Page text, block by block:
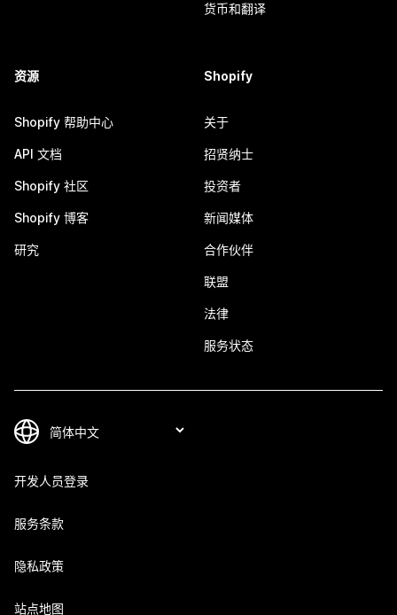
货币和翻译
资源
Shopify 帮助中心
API 文档
Shopify 社区
Shopify 博客
研究
Shopify
关于
招贤纳士
投资者
新闻媒体
合作伙伴
联盟
法律
服务状态
开发人员登录
服务条款
隐私政策
站点地图